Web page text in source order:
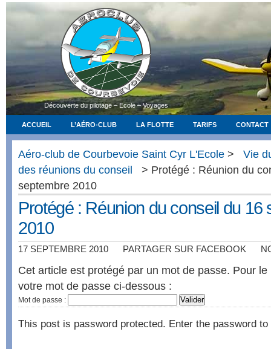
Découverte du pilotage – Ecole – Voyages
ACCUEIL L’AÉRO-CLUB LA FLOTTE TARIFS CONTACT
Aéro-club de Courbevoie Saint Cyr L'Ecole >
Vie
des réunions du conseil
> Protégé : Réunion du
septembre 2010
Protégé : Réunion du conseil du 16
2010
17 SEPTEMBRE 2010 PARTAGER SUR FACEBOOK
Cet article est protégé par un mot de passe. Pour
votre mot de passe ci-dessous :
Mot de passe :
This post is password protected. Enter the password